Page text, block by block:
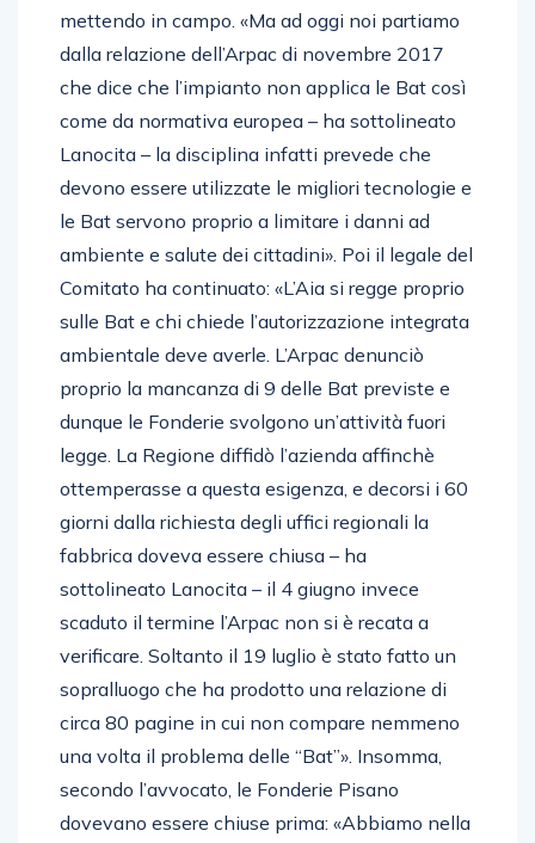
mettendo in campo. «Ma ad oggi noi partiamo
dalla relazione dell’Arpac di novembre 2017
che dice che l’impianto non applica le Bat così
come da normativa europea – ha sottolineato
Lanocita – la disciplina infatti prevede che
devono essere utilizzate le migliori tecnologie e
le Bat servono proprio a limitare i danni ad
ambiente e salute dei cittadini». Poi il legale del
Comitato ha continuato: «L’Aia si regge proprio
sulle Bat e chi chiede l’autorizzazione integrata
ambientale deve averle. L’Arpac denunciò
proprio la mancanza di 9 delle Bat previste e
dunque le Fonderie svolgono un’attività fuori
legge. La Regione diffidò l’azienda affinchè
ottemperasse a questa esigenza, e decorsi i 60
giorni dalla richiesta degli uffici regionali la
fabbrica doveva essere chiusa – ha
sottolineato Lanocita – il 4 giugno invece
scaduto il termine l’Arpac non si è recata a
verificare. Soltanto il 19 luglio è stato fatto un
sopralluogo che ha prodotto una relazione di
circa 80 pagine in cui non compare nemmeno
una volta il problema delle “Bat”». Insomma,
secondo l’avvocato, le Fonderie Pisano
dovevano essere chiuse prima: «Abbiamo nella